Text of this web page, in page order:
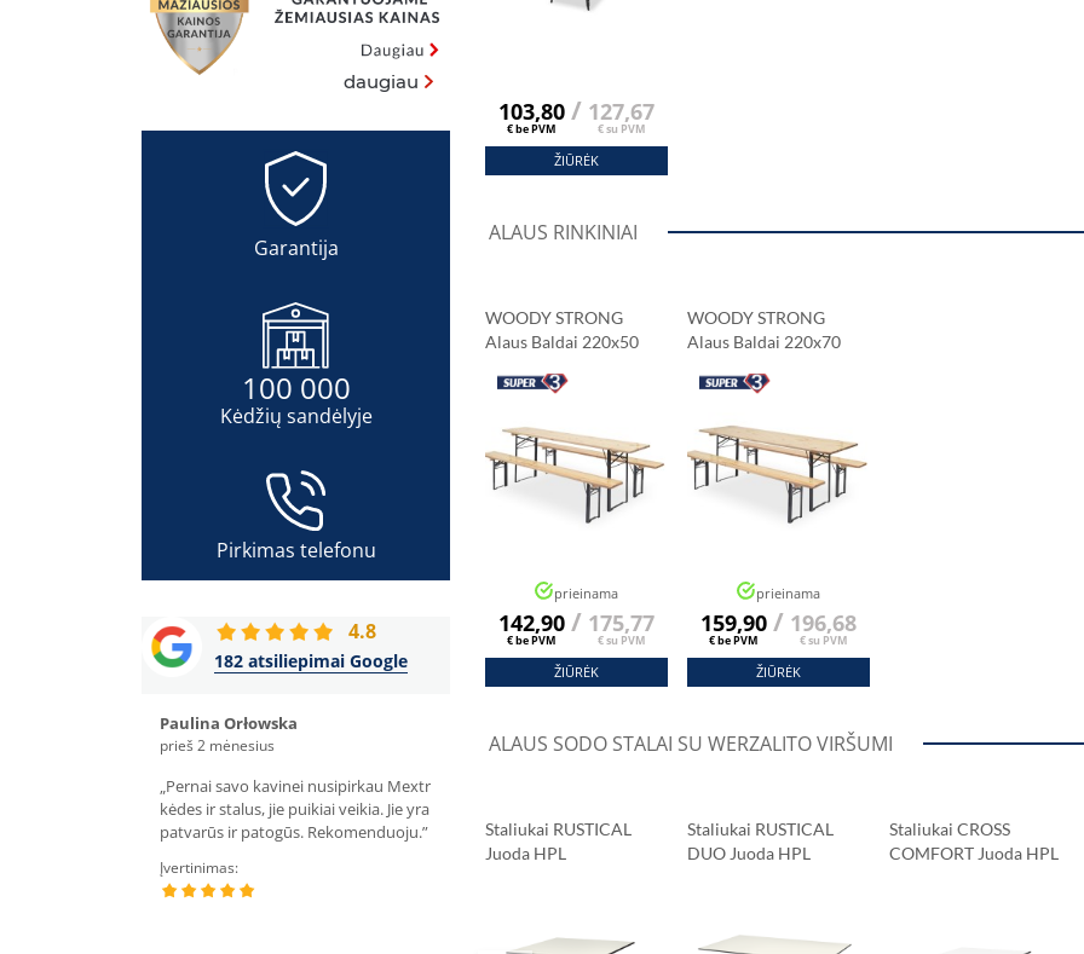
daugiau
Garantija
100 000
Kėdžių sandėlyje
Pirkimas telefonu
4.8
182 atsiliepimai Google
Paulina Orłowska
prieš 2 mėnesius
„Pernai savo kavinei nusipirkau Mextr
kėdes ir stalus, jie puikiai veikia. Jie yra
patvarūs ir patogūs. Rekomenduoju.”
Įvertinimas:
prieš 4 mėnesius
puikiai tinka mūsų kavinėje.”
103,80
€ be PVM
/ 127,67
€ su PVM
ŽIŪRĖK
ALAUS RINKINIAI
WOODY STRONG
Alaus Baldai 220x50
prieinama
142,90
€ be PVM
/ 175,77
€ su PVM
ŽIŪRĖK
WOODY STRONG
Alaus Baldai 220x70
prieinama
159,90
€ be PVM
/ 196,68
€ su PVM
ŽIŪRĖK
ALAUS SODO STALAI SU WERZALITO VIRŠUMI
Staliukai RUSTICAL
Juoda HPL
Staliukai RUSTICAL
DUO Juoda HPL
Staliukai CROSS
COMFORT Juoda HPL